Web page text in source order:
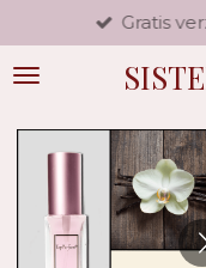
direct
naar
hoofdinhoud
Gratis